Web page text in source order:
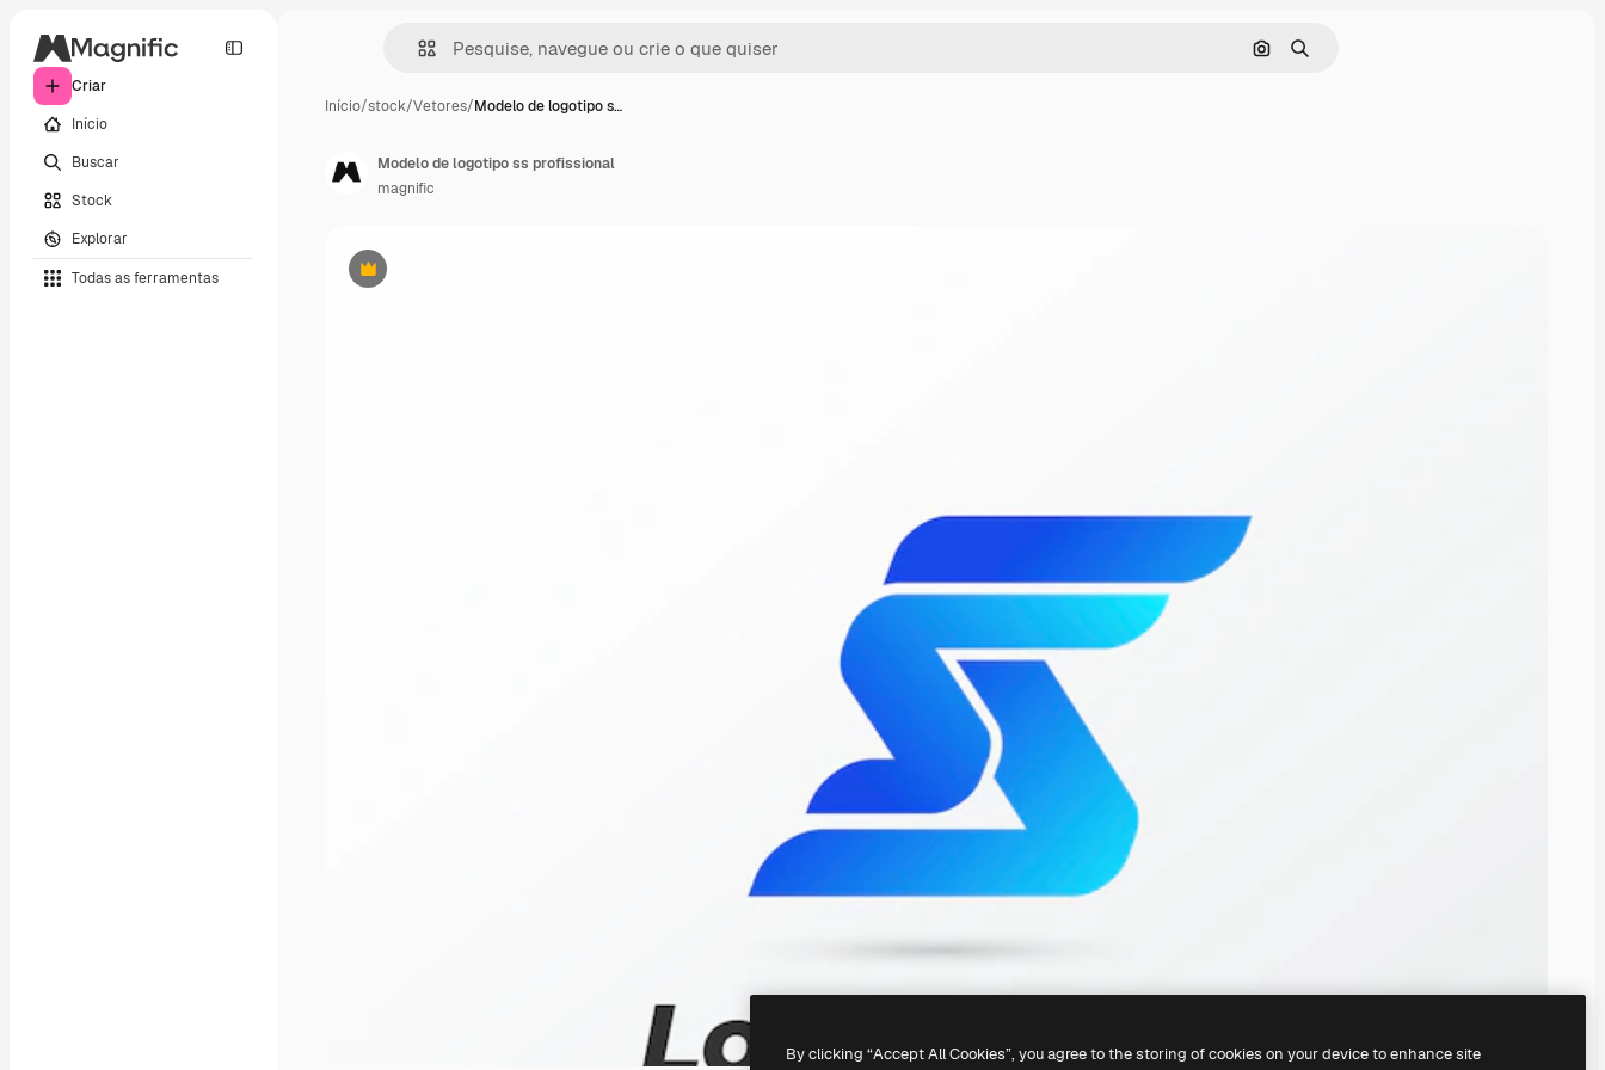
Criar
Início
Buscar
Stock
Explorar
Todas as ferramentas
Pesquisar por imagem
Buscar
Início/stock/Vetores/Modelo de logotipo s…
Premium
Modelo de logotipo ss profissional
magnific
By clicking “Accept All Cookies”, you agree to the storing of cookies on your device to enhance site